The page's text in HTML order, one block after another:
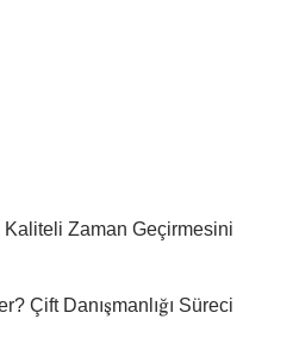
Zaman Geçirmesini
Çift Danışmanlığı Süreci